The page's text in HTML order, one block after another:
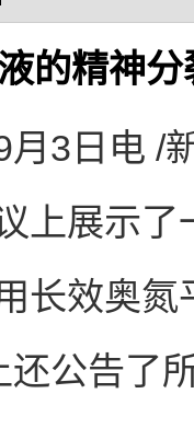
的精神
3日电 /
上展示
长效奥
公告了